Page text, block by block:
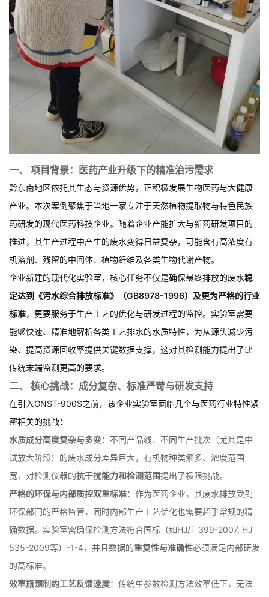
一、 项目背景：医药产业升级下的精准治污需求
黔东南地区依托其生态与资源优势，正积极发展生物医药与大健康
产业。本次案例聚焦于当地一家专注于天然植物提取物与特色民族
药研发的现代医药科技企业。随着企业产能扩大与新药研发项目的
推进，其生产过程中产生的废水变得日益复杂，可能含有高浓度有
机溶剂、残留的中间体、植物纤维及各类生物代谢产物。
企业新建的现代化实验室，核心任务不仅是确保最终排放的废水稳
定达到《污水综合排放标准》（GB8978-1996）及更为严格的行业
标准 ，更要服务于生产工艺的优化与研发过程的监控。实验室需要
能够快速、精准地解析各类工艺排水的水质特性，为从源头减少污
染、提高资源回收率提供关键数据支撑，这对其检测能力提出了比
传统末端监测更高的要求。
二、 核心挑战：成分复杂、标准严苛与研发支持
在引入GNST-900S之前，该企业实验室面临几个与医药行业特性紧
密相关的挑战：
水质成分高度复杂与多变：不同产品线、不同生产批次（尤其是中
试放大阶段）的废水成分差异巨大，有机物种类繁多、浓度范围
宽，对检测仪器的抗干扰能力和检测范围提出了极限挑战。
严格的环保与内部质控双重标准：作为医药企业，其废水排放受到
环保部门的严格监管，同时内部生产工艺优化也需要超乎常规的精
确数据。实验室需确保检测方法符合国标（如HJ/T 399-2007, HJ
535-2009等）-1-4，并且数据的重复性与准确性必须满足内部研发